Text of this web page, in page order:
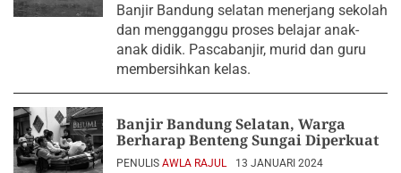
Banjir Bandung selatan menerjang sekolah
dan mengganggu proses belajar anak-
anak didik. Pascabanjir, murid dan guru
membersihkan kelas.
Banjir Bandung Selatan, Warga
Berharap Benteng Sungai Diperkuat
PENULIS AWLA RAJUL 13 JANUARI 2024